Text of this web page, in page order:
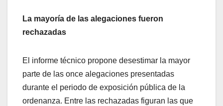
La mayoría de las alegaciones fueron
rechazadas
El informe técnico propone desestimar la mayor
parte de las once alegaciones presentadas
durante el periodo de exposición pública de la
ordenanza. Entre las rechazadas figuran las que